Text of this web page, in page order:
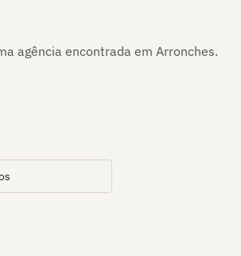
agência encontrada em Arronches.